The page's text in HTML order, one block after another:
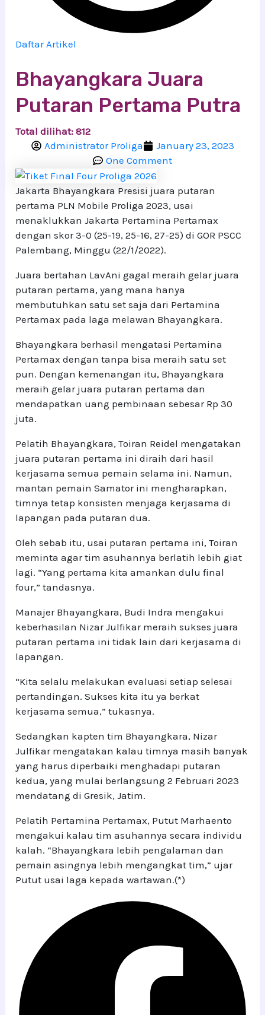
Daftar Artikel
Bhayangkara Juara
Putaran Pertama Putra
Total dilihat: 812
Administrator Proliga
January 23, 2023
One Comment
Jakarta Bhayangkara Presisi juara putaran
pertama PLN Mobile Proliga 2023, usai
menaklukkan Jakarta Pertamina Pertamax
dengan skor 3-0 (25-19, 25-16, 27-25) di GOR PSCC
Palembang, Minggu (22/1/2022).
Juara bertahan LavAni gagal meraih gelar juara
putaran pertama, yang mana hanya
membutuhkan satu set saja dari Pertamina
Pertamax pada laga melawan Bhayangkara.
Bhayangkara berhasil mengatasi Pertamina
Pertamax dengan tanpa bisa meraih satu set
pun. Dengan kemenangan itu, Bhayangkara
meraih gelar juara putaran pertama dan
mendapatkan uang pembinaan sebesar Rp 30
juta.
Pelatih Bhayangkara, Toiran Reidel mengatakan
juara putaran pertama ini diraih dari hasil
kerjasama semua pemain selama ini. Namun,
mantan pemain Samator ini mengharapkan,
timnya tetap konsisten menjaga kerjasama di
lapangan pada putaran dua.
Oleh sebab itu, usai putaran pertama ini, Toiran
meminta agar tim asuhannya berlatih lebih giat
lagi. “Yang pertama kita amankan dulu final
four,” tandasnya.
Manajer Bhayangkara, Budi Indra mengakui
keberhasilan Nizar Julfikar meraih sukses juara
putaran pertama ini tidak lain dari kerjasama di
lapangan.
“Kita selalu melakukan evaluasi setiap selesai
pertandingan. Sukses kita itu ya berkat
kerjasama semua,” tukasnya.
Sedangkan kapten tim Bhayangkara, Nizar
Julfikar mengatakan kalau timnya masih banyak
yang harus diperbaiki menghadapi putaran
kedua, yang mulai berlangsung 2 Februari 2023
mendatang di Gresik, Jatim.
Pelatih Pertamina Pertamax, Putut Marhaento
mengakui kalau tim asuhannya secara individu
kalah. “Bhayangkara lebih pengalaman dan
pemain asingnya lebih mengangkat tim,” ujar
Putut usai laga kepada wartawan.(*)